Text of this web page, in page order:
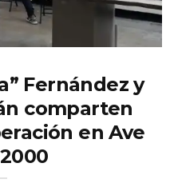
Fernández y
comparten
en Ave